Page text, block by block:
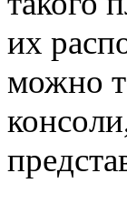
их
можно